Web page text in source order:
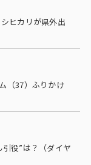
ヒカリが県外出
（37）ふりかけ
役”は？（ダイヤ